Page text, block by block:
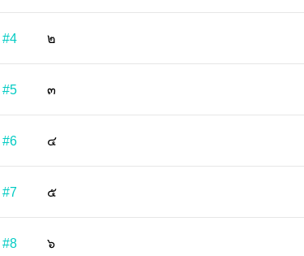
#4 ๒
#5 ๓
#6 ๔
#7 ๕
#8 ๖